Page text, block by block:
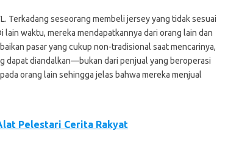
Terkadang seseorang membeli jersey yang tidak sesuai
waktu, mereka mendapatkannya dari orang lain dan
pasar yang cukup non-tradisional saat mencarinya,
dapat diandalkan—bukan dari penjual yang beroperasi
orang lain sehingga jelas bahwa mereka menjual
Pelestari Cerita Rakyat